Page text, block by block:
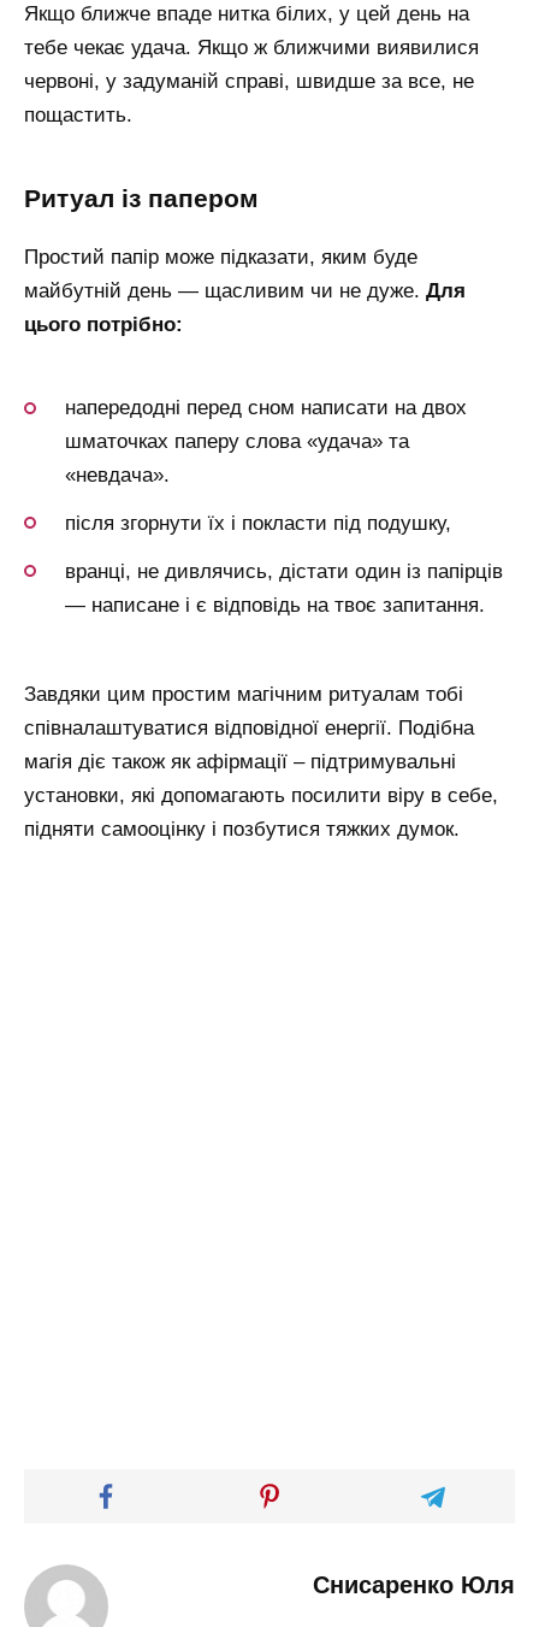
Якщо ближче впаде нитка білих, у цей день на
тебе чекає удача. Якщо ж ближчими виявилися
червоні, у задуманій справі, швидше за все, не
пощастить.
ритуал із папером
Простий папір може підказати, яким буде
майбутній день — щасливим чи не дуже. Для
цього потрібно:
напередодні перед сном написати на двох
шматочках паперу слова «удача» та
«невдача».
після згорнути їх і покласти під подушку,
вранці, не дивлячись, дістати один із папірців
— написане і є відповідь на твоє запитання.
Завдяки цим простим магічним ритуалам тобі
співналаштуватися відповідної енергії. Подібна
магія діє також як афірмації – підтримувальні
установки, які допомагають посилити віру в себе,
підняти самооцінку і позбутися тяжких думок.
Снисаренко Юля